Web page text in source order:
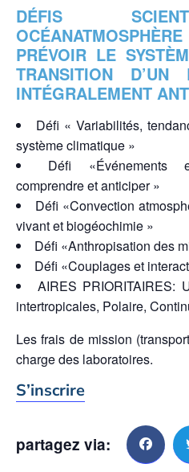
DÉFIS
PRÉVOIR LE
TRANSITION
INTÉGRALEMENT
Défi « Variabilités,
système climatique »
Défi «Événements
comprendre et anticiper »
Défi «Convection
vivant et biogéochimie »
Défi «Anthropisation des
Défi «Couplages et
AIRES PRIORITAIRES:
intertropicales, Polaire,
Les frais de mission
charge des laboratoires.
S’inscrire
partagez via: